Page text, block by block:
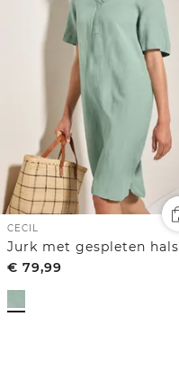
CECIL
Jurk met gespleten hals
€ 79,99